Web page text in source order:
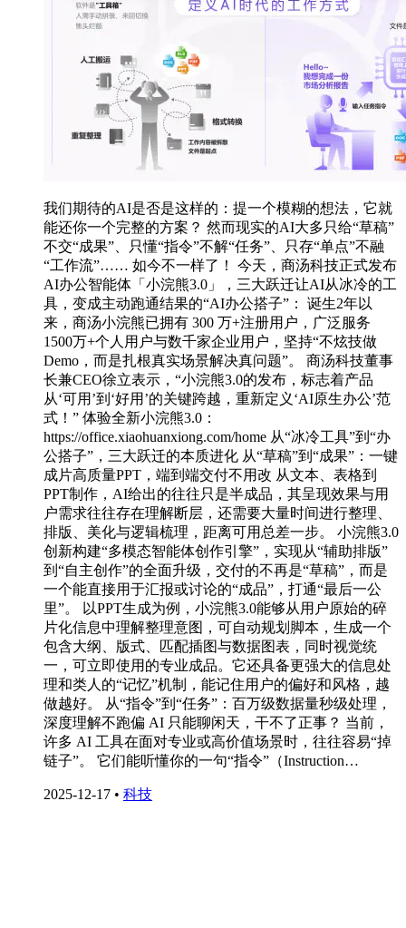
我们期待的AI是否是这样的：提一个模糊的想法，它就
能还你一个完整的方案？ 然而现实的AI大多只给“草稿”
不交“成果”、只懂“指令”不解“任务”、只存“单点”不融
“工作流”…… 如今不一样了！ 今天，商汤科技正式发布
AI办公智能体「小浣熊3.0」，三大跃迁让AI从冰冷的工
具，变成主动跑通结果的“AI办公搭子”： 诞生2年以
来，商汤小浣熊已拥有 300 万+注册用户，广泛服务
1500万+个人用户与数千家企业用户，坚持“不炫技做
Demo，而是扎根真实场景解决真问题”。 商汤科技董事
长兼CEO徐立表示，“小浣熊3.0的发布，标志着产品
从‘可用’到‘好用’的关键跨越，重新定义‘AI原生办公’范
式！” 体验全新小浣熊3.0：
https://office.xiaohuanxiong.com/home 从“冰冷工具”到“办
公搭子”，三大跃迁的本质进化 从“草稿”到“成果”：一键
成片高质量PPT，端到端交付不用改 从文本、表格到
PPT制作，AI给出的往往只是半成品，其呈现效果与用
户需求往往存在理解断层，还需要大量时间进行整理、
排版、美化与逻辑梳理，距离可用总差一步。 小浣熊3.0
创新构建“多模态智能体创作引擎”，实现从“辅助排版”
到“自主创作”的全面升级，交付的不再是“草稿”，而是
一个能直接用于汇报或讨论的“成品”，打通“最后一公
里”。 以PPT生成为例，小浣熊3.0能够从用户原始的碎
片化信息中理解整理意图，可自动规划脚本，生成一个
包含大纲、版式、匹配插图与数据图表，同时视觉统
一，可立即使用的专业成品。它还具备更强大的信息处
理和类人的“记忆”机制，能记住用户的偏好和风格，越
做越好。 从“指令”到“任务”：百万级数据量秒级处理，
深度理解不跑偏 AI 只能聊闲天，干不了正事？ 当前，
许多 AI 工具在面对专业或高价值场景时，往往容易“掉
链子”。 它们能听懂你的一句“指令”（Instruction…
2025-12-17 • 科技